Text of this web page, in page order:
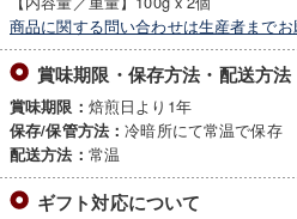
商品に関する問い合わせは生産者までお
賞味期限・保存方法・配送方法
賞味期限： 焙煎日より1年
保存/保管方法：冷暗所にて常温で保存
配送方法： 常温
ギフト対応について